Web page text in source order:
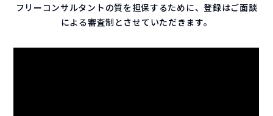
フリーコンサルタントの質を担保するために、登録はご面談
による審査制とさせていただきます。